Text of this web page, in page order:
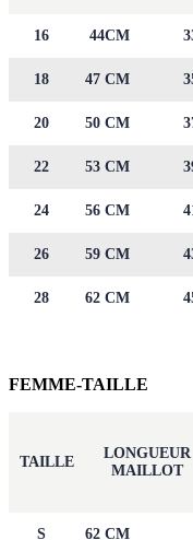
16 44CM
18 47 CM
20 50 CM
22 53 CM
24 56 CM
26 59 CM
28 62 CM
FEMME-TAILLE
TAILLE
LONGUEUR
MAILLOT
S 62 CM